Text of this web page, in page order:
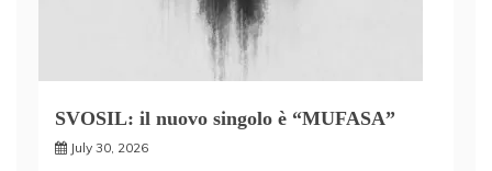
SVOSIL: il nuovo singolo è “MUFASA”
July 30, 2026